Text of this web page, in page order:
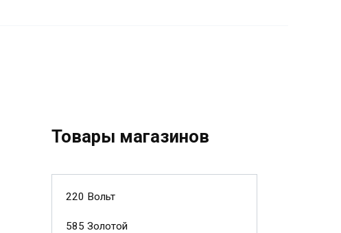
Товары магазинов
220 Вольт
585 Золотой